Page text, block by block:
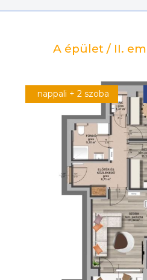
A épület / II.
nappali + 2 szoba